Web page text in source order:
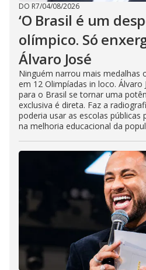
DO R7/04/08/2026
‘O Brasil é um
olímpico. Só
Álvaro José
Ninguém narrou mais medalhas
em 12 Olimpíadas in loco.
para o Brasil se tornar uma
exclusiva é direta. Faz a
poderia usar as escolas públicas
na melhoria educacional da